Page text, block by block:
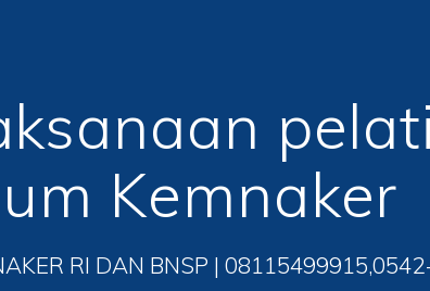
Kemnaker
RI DAN BNSP |